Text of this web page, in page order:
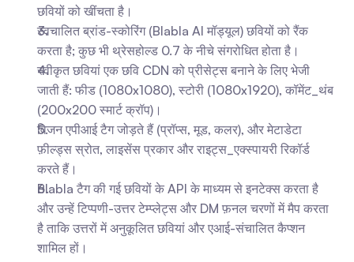
छवियों को खींचता है।
स्वचालित ब्रांड-स्कोरिंग (Blabla AI मॉड्यूल) छवियों को रैंक
करता है; कुछ भी थ्रेसहोल्ड 0.7 के नीचे संगरोधित होता है।
स्वीकृत छवियां एक छवि CDN को प्रीसेट्स बनाने के लिए भेजी
जाती हैं: फीड (1080x1080), स्टोरी (1080x1920), कॉमेंट_थंब
(200x200 स्मार्ट क्रॉप)।
विजन एपीआई टैग जोड़ते हैं (प्रॉप्स, मूड, कलर), और मेटाडेटा
फ़ील्ड्स स्रोत, लाइसेंस प्रकार और राइट्स_एक्स्पायरी रिकॉर्ड
करते हैं।
Blabla टैग की गई छवियों के API के माध्यम से इनटेक्स करता है
और उन्हें टिप्पणी-उत्तर टेम्प्लेट्स और DM फ़नल चरणों में मैप करता
है ताकि उत्तरों में अनुकूलित छवियां और एआई-संचालित कैप्शन
शामिल हों।